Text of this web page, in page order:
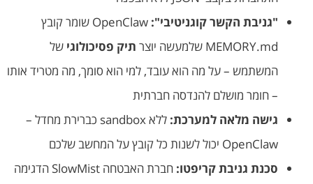
"גניבת הקשר קוגניטיבי":
OpenClaw שומר קובץ
MEMORY.md שלמעשה יוצר
תיק פסיכולוגי של
המשתמש – על מה הוא עובד, למי הוא סומך, מה מטריד אותו
– חומר מושלם להנדסה חברתית
גישה מלאה למערכת:
ללא sandbox כברירת מחדל –
OpenClaw יכול לשנות כל קובץ על המחשב שלכם
סכנת גניבת קריפטו:
חברת האבטחה SlowMist הדגימה